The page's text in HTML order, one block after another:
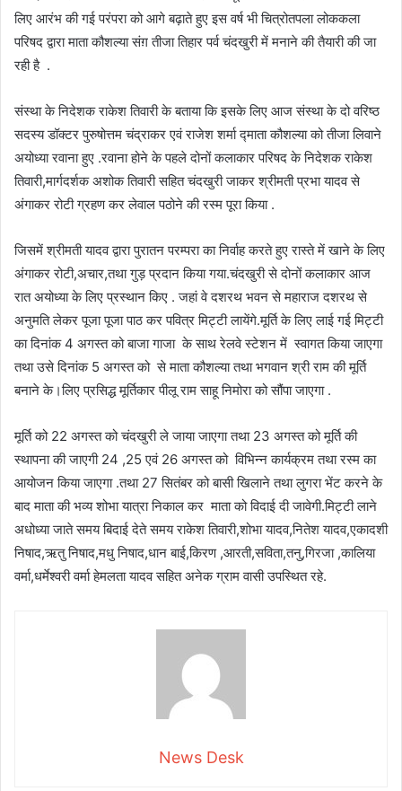
लिए आरंभ की गई परंपरा को आगे बढ़ाते हुए इस वर्ष भी चित्रोतपला लोककला
परिषद द्वारा माता कौशल्या संग़ तीजा तिहार पर्व चंदखुरी में मनाने की तैयारी की जा
रही है .
संस्था के निदेशक राकेश तिवारी के बताया कि इसके लिए आज संस्था के दो वरिष्ठ
सदस्य डॉक्टर पुरुषोत्तम चंद्राकर एवं राजेश शर्मा द्माता कौशल्या को तीजा लिवाने
अयोध्या रवाना हुए .रवाना होने के पहले दोनों कलाकार परिषद के निदेशक राकेश
तिवारी,मार्गदर्शक अशोक तिवारी सहित चंदखुरी जाकर श्रीमती प्रभा यादव से
अंगाकर रोटी ग्रहण कर लेवाल पठोने की रस्म पूरा किया .
जिसमें श्रीमती यादव द्वारा पुरातन परम्परा का निर्वाह करते हुए रास्ते में खाने के लिए
अंगाकर रोटी,अचार,तथा गुड़ प्रदान किया गया.चंदखुरी से दोनों कलाकार आज
रात अयोध्या के लिए प्रस्थान किए . जहां वे दशरथ भवन से महाराज दशरथ से
अनुमति लेकर पूजा पूजा पाठ कर पवित्र मिट्टी लायेंगे.मूर्ति के लिए लाई गई मिट्टी
का दिनांक 4 अगस्त को बाजा गाजा के साथ रेलवे स्टेशन में स्वागत किया जाएगा
तथा उसे दिनांक 5 अगस्त को से माता कौशल्या तथा भगवान श्री राम की मूर्ति
बनाने के।लिए प्रसिद्ध मूर्तिकार पीलू राम साहू निमोरा को सौंपा जाएगा .
मूर्ति को 22 अगस्त को चंदखुरी ले जाया जाएगा तथा 23 अगस्त को मूर्ति की
स्थापना की जाएगी 24 ,25 एवं 26 अगस्त को विभिन्न कार्यक्रम तथा रस्म का
आयोजन किया जाएगा .तथा 27 सितंबर को बासी खिलाने तथा लुगरा भेंट करने के
बाद माता की भव्य शोभा यात्रा निकाल कर माता को विदाई दी जावेगी.मिट्टी लाने
अधोध्या जाते समय बिदाई देते समय राकेश तिवारी,शोभा यादव,नितेश यादव,एकादशी
निषाद,ऋतु निषाद,मधु निषाद,धान बाई,किरण ,आरती,सविता,तनु,गिरजा ,कालिया
वर्मा,धर्मेश्वरी वर्मा हेमलता यादव सहित अनेक ग्राम वासी उपस्थित रहे.
News Desk